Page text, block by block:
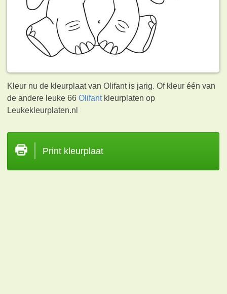
Kleur nu de kleurplaat van Olifant is jarig. Of kleur één van
de andere leuke 66Olifantkleurplaten op
Leukekleurplaten.nl
Print kleurplaat